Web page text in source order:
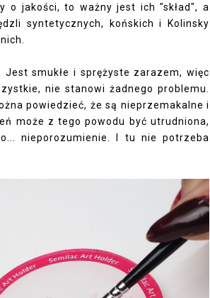
o jakości, to ważny jest ich "skład", a
syntetycznych, końskich i Kolinsky
smukłe i sprężyste zarazem, więc
nie stanowi żadnego problemu.
powiedzieć, że są nieprzemakalne i
może z tego powodu być utrudniona,
nieporozumienie. I tu nie potrzeba